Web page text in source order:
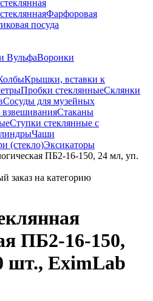
Фарфоровая
посуда
ВульфаВоронки
Крышки, вставки к
Пробки стеклянныеСклянки
Сосуды для музейных
Стаканы
Ступки стеклянные с
Чаши
(стекло)Эксикаторы
ПБ2-16-150, 24 мл, уп.
ПБ2-16-150,
шт., EximLab